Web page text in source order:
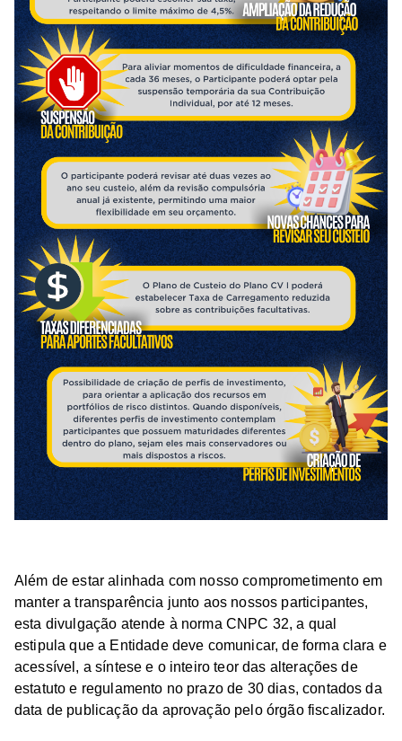
Além de estar alinhada com nosso comprometimento em
manter a transparência junto aos nossos participantes,
esta divulgação atende à norma CNPC 32, a qual
estipula que a Entidade deve comunicar, de forma clara e
acessível, a síntese e o inteiro teor das alterações de
estatuto e regulamento no prazo de 30 dias, contados da
data de publicação da aprovação pelo órgão fiscalizador.